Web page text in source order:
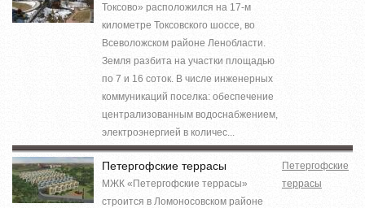
Токсово» расположился на 17-м
километре Токсовского шоссе, во
Всеволожском районе Ленобласти.
Земля разбита на участки площадью
по 7 и 16 соток. В числе инженерных
коммуникаций поселка: обеспечение
централизованным водоснабжением,
электроэнергией в количес...
Петергофские террасы
МЖК «Петергофские террасы»
строится в Ломоносовском районе
Петергофские
террасы